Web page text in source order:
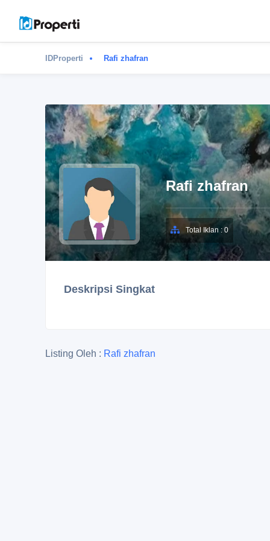
IDProperti Rafi zhafran
Rafi zhafran
Total Iklan : 0
Deskripsi Singkat
Listing Oleh : Rafi zhafran